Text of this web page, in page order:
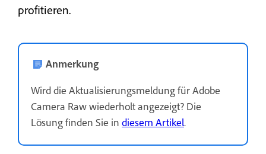
profitieren.
Anmerkung
Wird die Aktualisierungsmeldung für Adobe
Camera Raw wiederholt angezeigt? Die
Lösung finden Sie in diesem Artikel.